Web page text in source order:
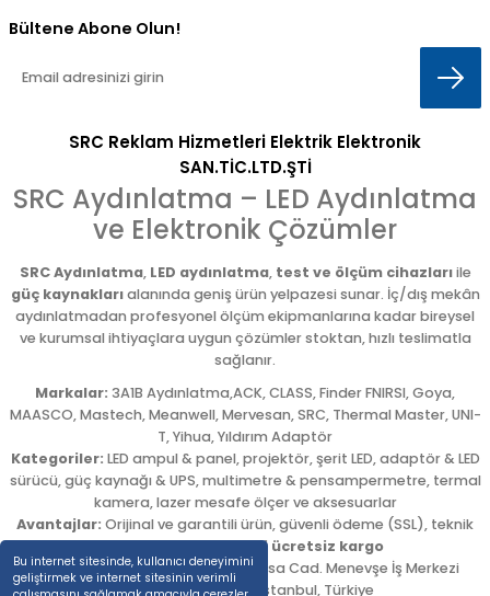
Bu internet sitesinde, kullanıcı deneyimini
geliştirmek ve internet sitesinin verimli
Bültene Abone Olun!
SRC Reklam Hizmetleri Elektrik Elektronik
SAN.TİC.LTD.ŞTİ
SRC Aydınlatma – LED Aydınlatma
ve Elektronik Çözümler
SRC Aydınlatma, LED aydınlatma, test ve ölçüm cihazlarıile
güç kaynaklarıalanında geniş ürün yelpazesi sunar. İç/dış mekân
aydınlatmadan profesyonel ölçüm ekipmanlarına kadar bireysel
ve kurumsal ihtiyaçlara uygun çözümler stoktan, hızlı teslimatla
sağlanır.
Markalar: 3A1B Aydınlatma,ACK, CLASS, Finder FNIRSI, Goya,
MAASCO, Mastech, Meanwell, Mervesan, SRC, Thermal Master, UNI-
T, Yihua, Yıldırım Adaptör
Kategoriler: LED ampul & panel, projektör, şerit LED, adaptör & LED
sürücü, güç kaynağı & UPS, multimetre & pensampermetre, termal
kamera, lazer mesafe ölçer ve aksesuarlar
Avantajlar: Orijinal ve garantili ürün, güvenli ödeme (SSL), teknik
destek,5.000 TL üzeri ücretsiz kargo
Adres: Emekyemez Mah. Okçumusa Cad. Menevşe İş Merkezi
No:22/58,Beyoğlu/ İstanbul, Türkiye